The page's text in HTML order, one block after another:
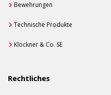
Bewehrungen
Technische Produkte
Klöckner & Co. SE
Rechtliches